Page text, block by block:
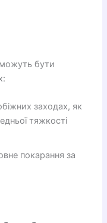
бути
заходах, як
тяжкості
покарання за